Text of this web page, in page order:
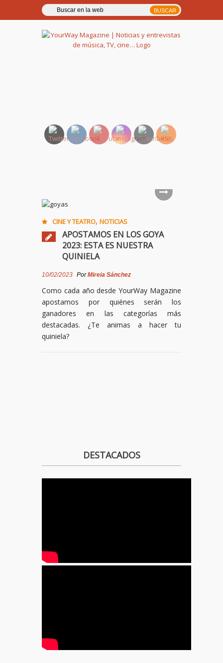
CINE Y TEATRO, NOTICIAS
APOSTAMOS EN LOS GOYA
2023: ESTA ES NUESTRA
QUINIELA
10/02/2023 PorMireia Sánchez
Como cada año desde YourWay Magazine
apostamos por quiénes serán los
ganadores en las categorías más
destacadas. ¿Te animas a hacer tu
quiniela?
DESTACADOS